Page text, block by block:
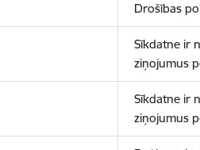
Drošības
Sīkdatne ir
ziņojumus
Sīkdatne ir
ziņojumus